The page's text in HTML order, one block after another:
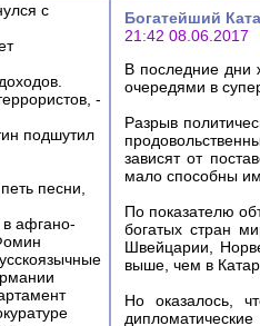
с
-
подшутил
песни,
афгано-
Богатейший
21:42 08.06.2017
В последние дни
очередями в
Разрыв
зависят от
мало способны
По показателю
богатых стран
Швейцарии,
выше, чем в
Но оказалось,